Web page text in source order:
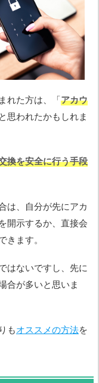
れた方は、「アカウ
思われたかもしれま
換を安全に行う手段
は、自分が先にアカ
開示するか、直接会
きます。
はないですし、先に
合が多いと思いま
もオススメの方法を